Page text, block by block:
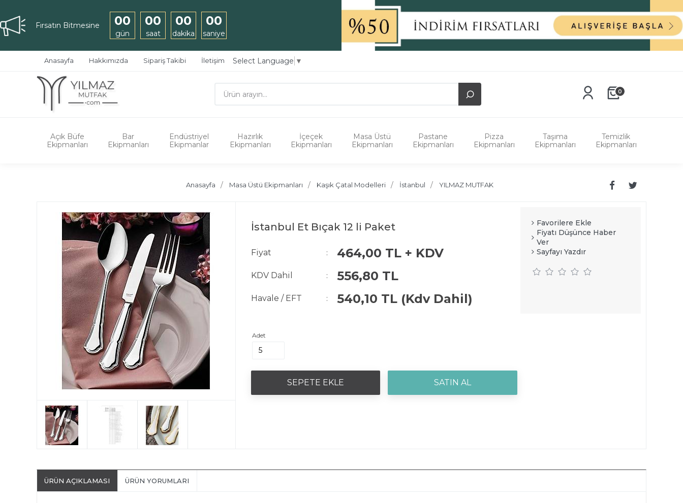
Fırsatın Bitmesine 00
gün
00
saat
00
dakika
00
saniye
Anasayfa Hakkımızda Sipariş Takibi İletişim Select Language ▼
0
Açık Büfe
Ekipmanları
Bar
Ekipmanları
Endüstriyel
Ekipmanlar
Hazırlık
Ekipmanları
İçeçek
Ekipmanları
Masa Üstü
Ekipmanları
Pastane
Ekipmanları
Pizza
Ekipmanları
Taşıma
Ekipmanları
Temizlik
Ekipmanları
Anasayfa Masa Üstü Ekipmanları Kaşık Çatal Modelleri İstanbul YILMAZ MUTFAK
İstanbul Et Bıçak 12 li Paket
Fiyat : 464,00 TL + KDV
KDV Dahil : 556,80 TL
Havale / EFT : 540,10 TL (Kdv Dahil)
Adet
Favorilere Ekle
Fiyatı Düşünce Haber
Ver
Sayfayı Yazdır
ÜRÜN AÇIKLAMASI ÜRÜN YORUMLARI